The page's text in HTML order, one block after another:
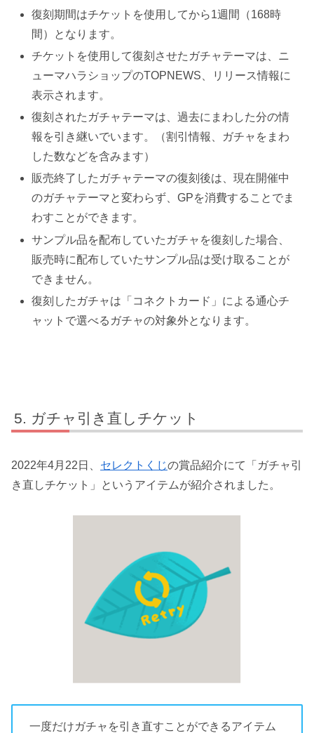
復刻期間はチケットを使用してから1週間（168時
間）となります。
チケットを使用して復刻させたガチャテーマは、ニ
ューマハラショップのTOPNEWS、リリース情報に
表示されます。
復刻されたガチャテーマは、過去にまわした分の情
報を引き継いでいます。（割引情報、ガチャをまわ
した数などを含みます）
販売終了したガチャテーマの復刻後は、現在開催中
のガチャテーマと変わらず、GPを消費することでま
わすことができます。
サンプル品を配布していたガチャを復刻した場合、
販売時に配布していたサンプル品は受け取ることが
できません。
復刻したガチャは「コネクトカード」による通心チ
ャットで選べるガチャの対象外となります。
ガチャ引き直しチケット
2022年4月22日、 セレクトくじの賞品紹介にて「ガチャ引
き直しチケット」というアイテムが紹介されました。
一度だけガチャを引き直すことができるアイテム